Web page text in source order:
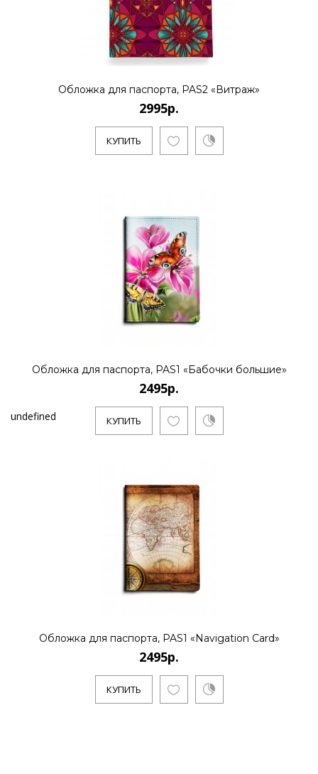
Обложка для паспорта, PAS2 «Витраж»
2995р.
КУПИТЬ
Обложка для паспорта, PAS1 «Бабочки большие»
2495р.
КУПИТЬ
undefined
Обложка для паспорта, PAS1 «Navigation Card»
2495р.
КУПИТЬ